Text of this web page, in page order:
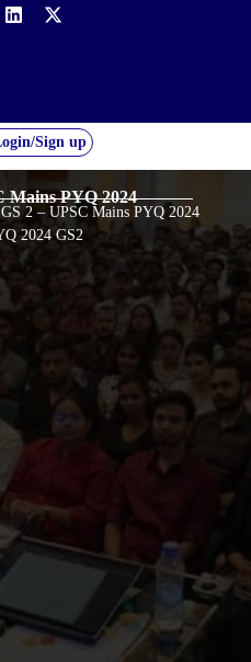
Sign up
Mains PYQ 2024
2 – UPSC Mains PYQ 2024
2024 GS2